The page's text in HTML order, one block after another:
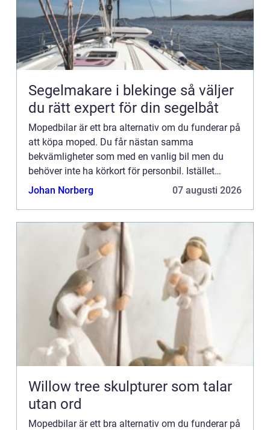
Segelmakare i blekinge så väljer
du rätt expert för din segelbåt
Mopedbilar är ett bra alternativ om du funderar på
att köpa moped. Du får nästan samma
bekvämligheter som med en vanlig bil men du
behöver inte ha körkort för personbil. Istället
räcker det med AM-körkort. Då allt fler upptäcker
Johan Norberg 07 augusti 2026
Willow tree skulpturer som talar
utan ord
Mopedbilar är ett bra alternativ om du funderar på